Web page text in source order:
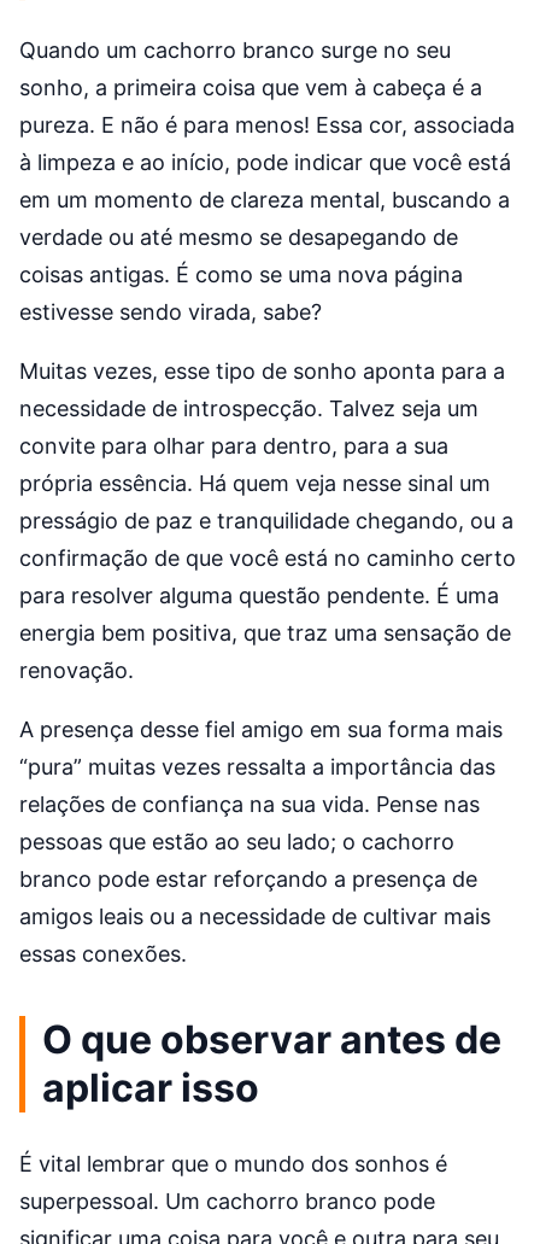
Quando um cachorro branco surge no seu
sonho, a primeira coisa que vem à cabeça é a
pureza. E não é para menos! Essa cor, associada
à limpeza e ao início, pode indicar que você está
em um momento de clareza mental, buscando a
verdade ou até mesmo se desapegando de
coisas antigas. É como se uma nova página
estivesse sendo virada, sabe?
Muitas vezes, esse tipo de sonho aponta para a
necessidade de introspecção. Talvez seja um
convite para olhar para dentro, para a sua
própria essência. Há quem veja nesse sinal um
presságio de paz e tranquilidade chegando, ou a
confirmação de que você está no caminho certo
para resolver alguma questão pendente. É uma
energia bem positiva, que traz uma sensação de
renovação.
A presença desse fiel amigo em sua forma mais
“pura” muitas vezes ressalta a importância das
relações de confiança na sua vida. Pense nas
pessoas que estão ao seu lado; o cachorro
branco pode estar reforçando a presença de
amigos leais ou a necessidade de cultivar mais
essas conexões.
O que observar antes de
aplicar isso
É vital lembrar que o mundo dos sonhos é
superpessoal. Um cachorro branco pode
significar uma coisa para você e outra para seu